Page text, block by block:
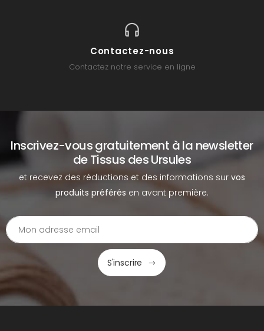
Contactez-nous
Contactez notre service en ligne
Inscrivez-vous gratuitement à la newsletter
de Tissus des Ursules
et recevez des réductions et des informations sur vos
produits préférés en avant première.
S'inscrire